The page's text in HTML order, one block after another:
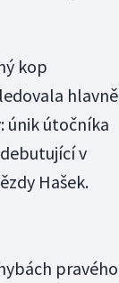
kop
hlavně
únik útočníka
v
Hašek.
pravého